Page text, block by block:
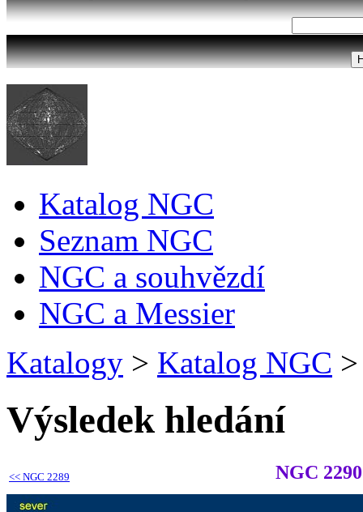
Katalog NGC
Seznam NGC
NGC a souhvězdí
NGC a Messier
Katalogy > Katalog NGC >
Výsledek hledání
<< NGC 2289 NGC 2290